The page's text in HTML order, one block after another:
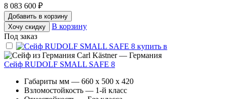
8 083 600 ₽
Добавить в корзину
Хочу скидку
В корзину
Под заказ
Carl Kästner — Германия
Сейф RUDOLF SMALL SAFE 8
Габариты мм — 660 x 500 x 420
Взломостойкость — 1-й класс